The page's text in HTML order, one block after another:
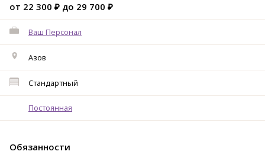
от 22 300 ₽ до 29 700 ₽
Ваш Персонал
Азов
Стандартный
Постоянная
Обязанности